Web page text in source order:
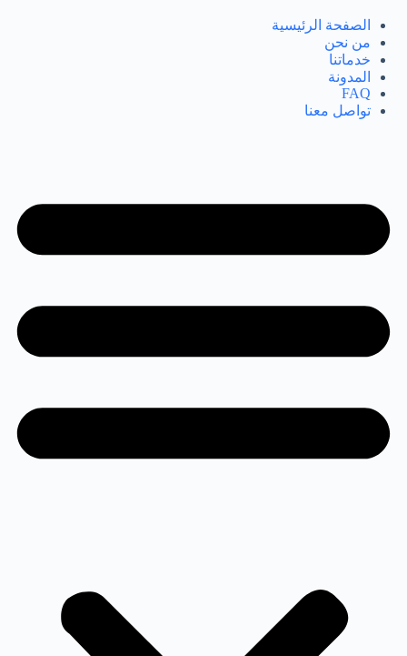
المحتوى
الصفحة الرئيسية
من نحن
خدماتنا
المدونة
FAQ
تواصل معنا